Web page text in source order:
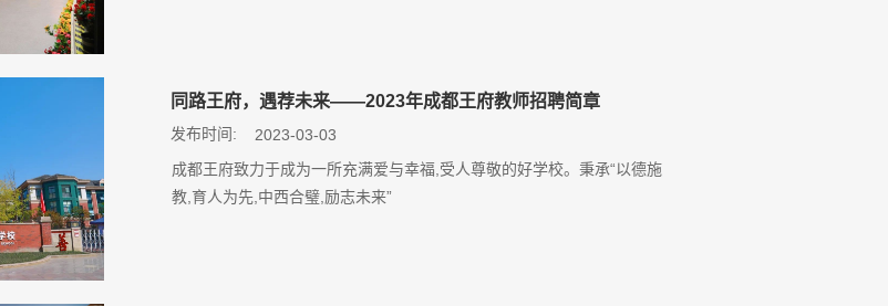
同路王府，遇荐未来——2023年成都王府教师招聘简章
2023-03-03
发布时间:
成都王府致力于成为一所充满爱与幸福,受人尊敬的好学校。秉承“以德施
教,育人为先,中西合璧,励志未来”